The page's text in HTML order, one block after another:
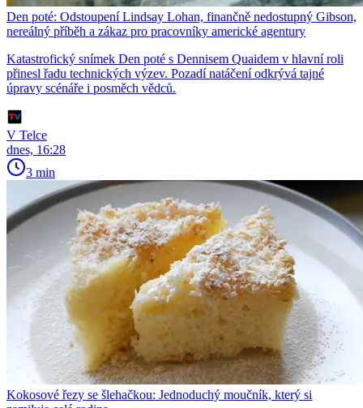
Den poté: Odstoupení Lindsay Lohan, finančně nedostupný Gibson,
nereálný příběh a zákaz pro pracovníky americké agentury
Katastrofický snímek Den poté s Dennisem Quaidem v hlavní roli
přinesl řadu technických výzev. Pozadí natáčení odkrývá tajné
úpravy scénáře i posměch vědců.
V Telce
dnes, 16:28
3 min
Kokosové řezy se šlehačkou: Jednoduchý moučník, který si